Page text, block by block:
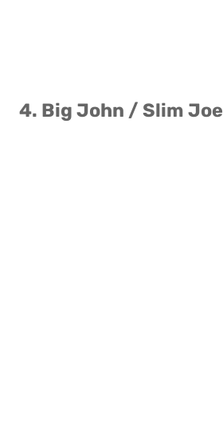
4. Big John / Slim Joe